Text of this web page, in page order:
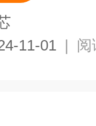
11-01 | 阅